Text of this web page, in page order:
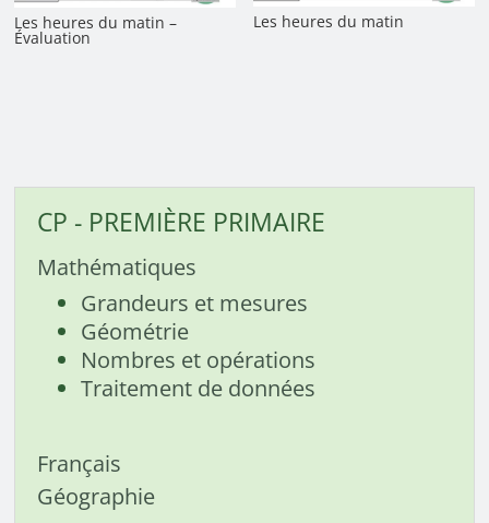
Les heures du matin –
Évaluation
Les heures du matin
CP - PREMIÈRE PRIMAIRE
Mathématiques
Grandeurs et mesures
Géométrie
Nombres et opérations
Traitement de données
Français
Géographie